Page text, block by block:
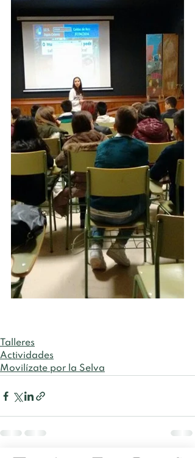
Talleres
Actividades
Movilízate por la Selva